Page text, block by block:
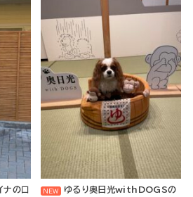
ナの口
ゆるり奥日光withDOGSの